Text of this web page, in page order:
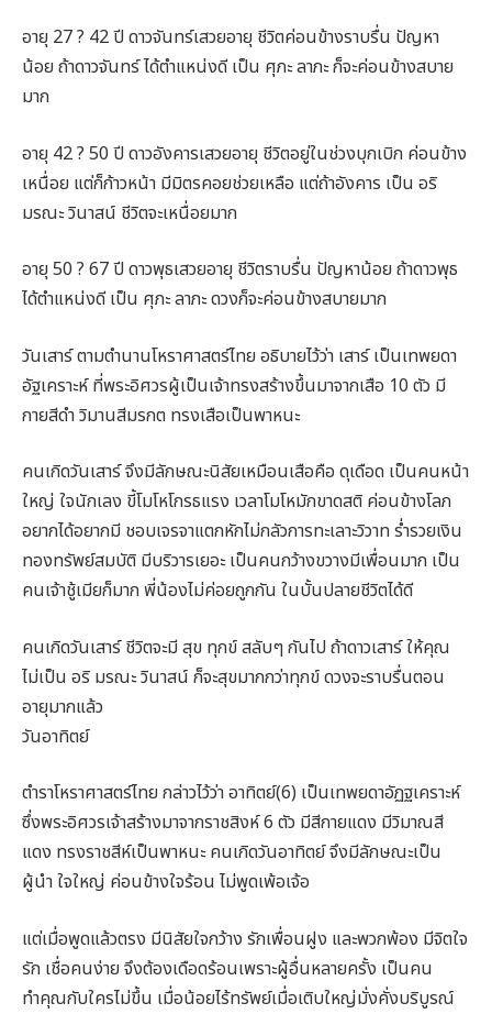
อายุ 27 ? 42 ปี ดาวจันทร์เสวยอายุ ชีวิตค่อนข้างราบรื่น ปัญหา
น้อย ถ้าดาวจันทร์ ได้ตำแหน่งดี เป็น ศุภะ ลาภะ ก็จะค่อนข้างสบาย
มาก
อายุ 42 ? 50 ปี ดาวอังคารเสวยอายุ ชีวิตอยู่ในช่วงบุกเบิก ค่อนข้าง
เหนื่อย แต่ก็ก้าวหน้า มีมิตรคอยช่วยเหลือ แต่ถ้าอังคาร เป็น อริ
มรณะ วินาสน์ ชีวิตจะเหนื่อยมาก
อายุ 50 ? 67 ปี ดาวพุธเสวยอายุ ชีวิตราบรื่น ปัญหาน้อย ถ้าดาวพุธ
ได้ตำแหน่งดี เป็น ศุภะ ลาภะ ดวงก็จะค่อนข้างสบายมาก
วันเสาร์ ตามตำนานโหราศาสตร์ไทย อธิบายไว้ว่า เสาร์ เป็นเทพยดา
อัฐเคราะห์ ที่พระอิศวรผู้เป็นเจ้าทรงสร้างขึ้นมาจากเสือ 10 ตัว มี
กายสีดำ วิมานสีมรกต ทรงเสือเป็นพาหนะ
คนเกิดวันเสาร์ จึงมีลักษณะนิสัยเหมือนเสือคือ ดุเดือด เป็นคนหน้า
ใหญ่ ใจนักเลง ขี้โมโหโกรธแรง เวลาโมโหมักขาดสติ ค่อนข้างโลภ
อยากได้อยากมี ชอบเจรจาแตกหักไม่กลัวการทะเลาะวิวาท ร่ำรวยเงิน
ทองทรัพย์สมบัติ มีบริวารเยอะ เป็นคนกว้างขวางมีเพื่อนมาก เป็น
คนเจ้าชู้เมียก็มาก พี่น้องไม่ค่อยถูกกัน ในบั้นปลายชีวิตได้ดี
คนเกิดวันเสาร์ ชีวิตจะมี สุข ทุกข์ สลับๆ กันไป ถ้าดาวเสาร์ ให้คุณ
ไม่เป็น อริ มรณะ วินาสน์ ก็จะสุขมากกว่าทุกข์ ดวงจะราบรื่นตอน
อายุมากแล้ว
วันอาทิตย์
ตำราโหราศาสตร์ไทย กล่าวไว้ว่า อาทิตย์(6) เป็นเทพยดาอัฏฐเคราะห์
ซึ่งพระอิศวรเจ้าสร้างมาจากราชสิงห์ 6 ตัว มีสีกายแดง มีวิมาณสี
แดง ทรงราชสีห์เป็นพาหนะ คนเกิดวันอาทิตย์ จึงมีลักษณะเป็น
ผู้นำ ใจใหญ่ ค่อนข้างใจร้อน ไม่พูดเพ้อเจ้อ
แต่เมื่อพูดแล้วตรง มีนิสัยใจกว้าง รักเพื่อนฝูง และพวกพ้อง มีจิตใจ
รัก เชื่อคนง่าย จึงต้องเดือดร้อนเพราะผู้อื่นหลายครั้ง เป็นคน
ทำคุณกับใครไม่ขึ้น เมื่อน้อยไร้ทรัพย์เมื่อเติบใหญ่มั่งคั่งบริบูรณ์